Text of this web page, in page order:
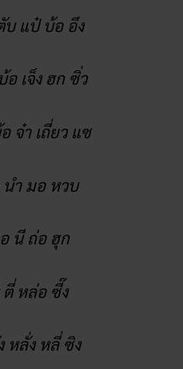
งั้ง กวง เม็ง
เจ็ง ฮก ซิ่ว
จ๋า เถี่ยว แซ